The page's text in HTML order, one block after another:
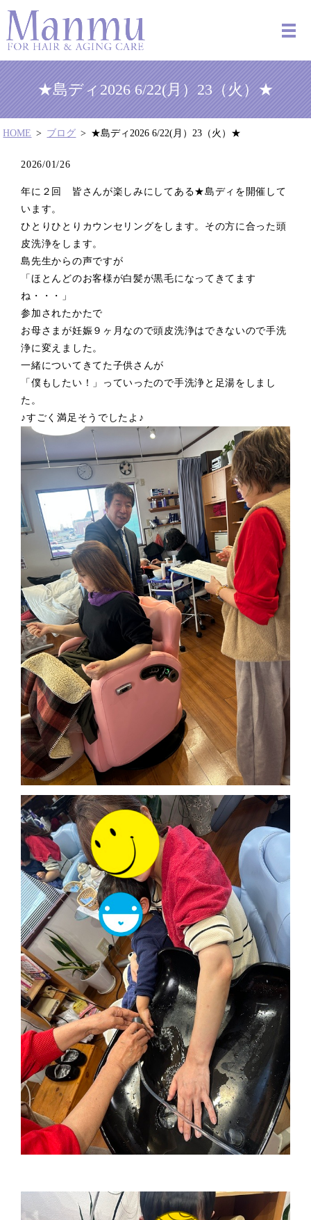
★島ディ2026 6/22(月）23（火）★
HOME ブログ ★島ディ2026 6/22(月）23（火）★
2026/01/26
年に２回 皆さんが楽しみにしてある★島ディを開催して
います。
ひとりひとりカウンセリングをします。その方に合った頭
皮洗浄をします。
島先生からの声ですが
「ほとんどのお客様が白髪が黒毛になってきてます
ね・・・」
参加されたかたで
お母さまが妊娠９ヶ月なので頭皮洗浄はできないので手洗
浄に変えました。
一緒についてきてた子供さんが
「僕もしたい！」っていったので手洗浄と足湯をしまし
た。
♪すごく満足そうでしたよ♪